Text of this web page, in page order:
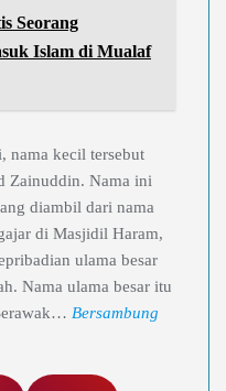
Seorang
Islam di Mualaf
nama kecil tersebut
Zainuddin. Nama ini
diambil dari nama
di Masjidil Haram,
ulama besar
Nama ulama besar itu
Bersambung